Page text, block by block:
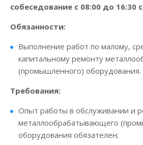
собеседование с 08:00 до 16:30
Обязанности:
Выполнение работ по малому,
капитальному ремонту
(промышленного) оборудования.
Требования:
Опыт работы в обслуживании и
металлообрабатывающего
оборудования обязателен;